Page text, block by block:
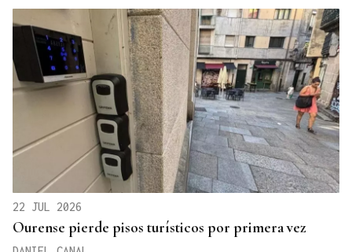
22 JUL 2026
Ourense pierde pisos turísticos por primera vez